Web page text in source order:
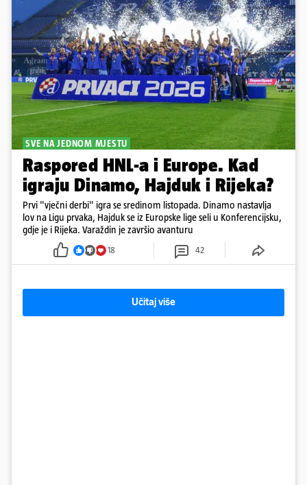
SVE NA JEDNOM MJESTU
Raspored HNL-a i Europe. Kad
igraju Dinamo, Hajduk i Rijeka?
Prvi "vječni derbi" igra se sredinom listopada. Dinamo nastavlja
lov na Ligu prvaka, Hajduk se iz Europske lige seli u Konferencijsku,
gdje je i Rijeka. Varaždin je završio avanturu
18 42
Učitaj više